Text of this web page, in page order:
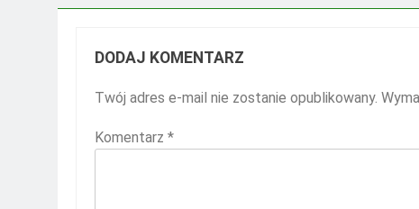
DODAJ KOMENTARZ
Twój adres e-mail nie zostanie opublikowany.
Komentarz *